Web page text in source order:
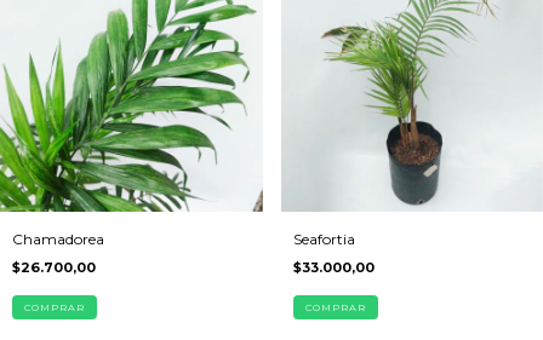
Chamadorea
$26.700,00
COMPRAR
Seafortia
$33.000,00
COMPRAR